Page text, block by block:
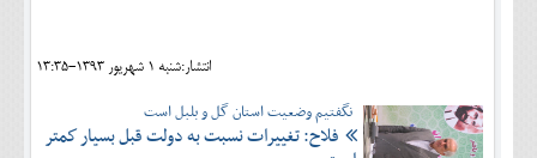
انتشار:شنبه 1 شهريور 1393-13:35
نگفتيم وضعيت استان گل و بلبل است
فلاح: تغييرات نسبت به دولت قبل بسيار كمتر